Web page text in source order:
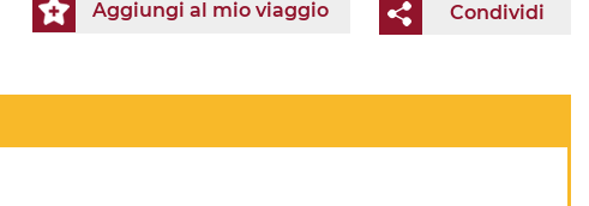
Condividi
Aggiungi al mio viaggio